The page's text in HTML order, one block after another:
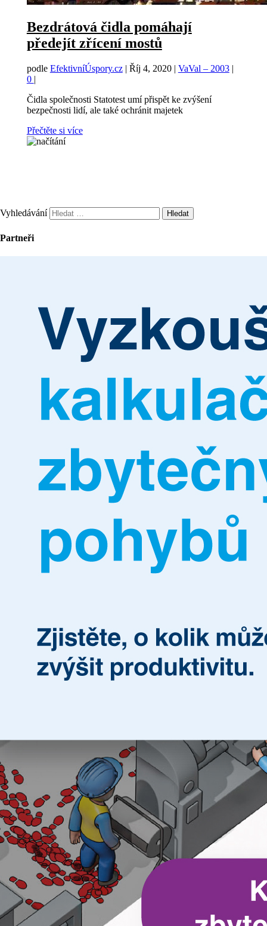
Bezdrátová čidla pomáhají
předejít zřícení mostů
podle EfektivníÚspory.cz| Říj 4, 2020| VaVal – 2003|
0 |
Čidla společnosti Statotest umí přispět ke zvýšení
bezpečnosti lidí, ale také ochránit majetek
Přečtěte si více
Vyhledávání
Partneři